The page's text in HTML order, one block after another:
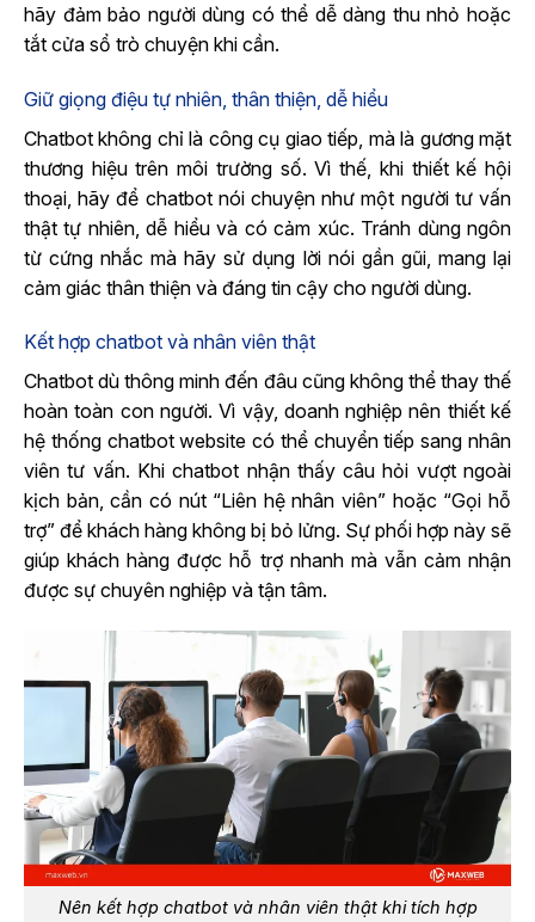
hãy đảm bảo người dùng có thể dễ dàng thu nhỏ hoặc
tắt cửa sổ trò chuyện khi cần.
Giữ giọng điệu tự nhiên, thân thiện, dễ hiểu
Chatbot không chỉ là công cụ giao tiếp, mà là gương mặt
thương hiệu trên môi trường số. Vì thế, khi thiết kế hội
thoại, hãy để chatbot nói chuyện như một người tư vấn
thật tự nhiên, dễ hiểu và có cảm xúc. Tránh dùng ngôn
từ cứng nhắc mà hãy sử dụng lời nói gần gũi, mang lại
cảm giác thân thiện và đáng tin cậy cho người dùng.
Kết hợp chatbot và nhân viên thật
Chatbot dù thôngminh đến đâu cũng không thể thay thế
hoàn toàn con người. Vì vậy, doanh nghiệp nên thiết kế
hệ thống chatbot website có thể chuyển tiếp sang nhân
viên tư vấn. Khi chatbot nhận thấy câu hỏi vượt ngoài
kịch bản, cần có nút “Liên hệ nhân viên” hoặc “Gọi hỗ
trợ” để khách hàng không bị bỏ lửng. Sự phối hợp này sẽ
giúp khách hàng được hỗ trợ nhanh mà vẫn cảm nhận
được sự chuyên nghiệp và tận tâm.
Nên kết hợp chatbot và nhân viên thật khi tích hợp